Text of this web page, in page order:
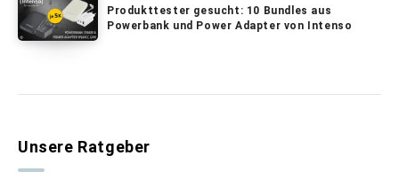
Produkttester gesucht: 10 Bundles aus
Powerbank und Power Adapter von Intenso
Unsere Ratgeber